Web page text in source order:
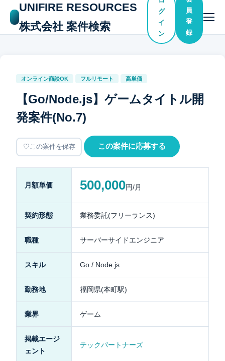
UNIFIRE RESOURCES
株式会社 案件検索
グ
イ
ン
員
登
録
オンライン商談OK フルリモート 高単価
【Go/Node.js】ゲームタイトル開
発案件(No.7)
この案件を保存 この案件に応募する
月額単価 500,000円/月
契約形態 業務委託(フリーランス)
職種 サーバーサイドエンジニア
スキル Go / Node.js
勤務地 福岡県(本町駅)
業界 ゲーム
掲載エージ
ェント
テックパートナーズ